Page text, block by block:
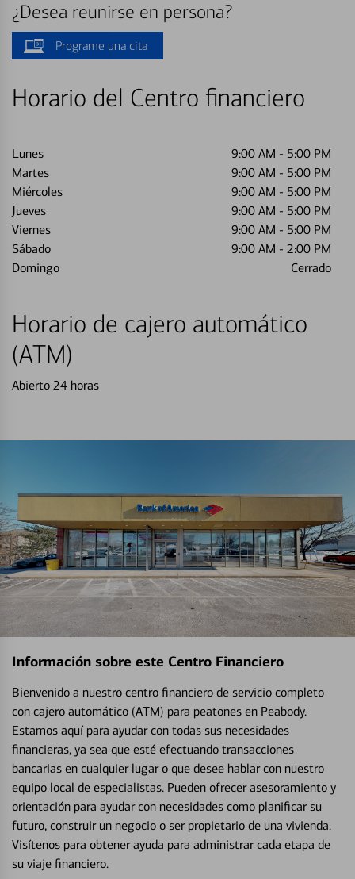
¿Desea reunirse en persona?
Programe una cita
Horario del Centro financiero
Lunes 9:00 AM - 5:00 PM
Martes
9:00 AM - 5:00 PM
Miércoles
9:00 AM - 5:00 PM
Jueves
9:00 AM - 5:00 PM
Viernes
9:00 AM - 5:00 PM
Sábado
9:00 AM - 2:00 PM
Domingo
Cerrado
Horario de cajero automático
(ATM)
Abierto 24 horas
Información sobre este Centro Financiero
Bienvenido a nuestro centro financiero de servicio completo
con cajero automático (ATM) para peatones en Peabody.
Estamos aquí para ayudar con todas sus necesidades
financieras, ya sea que esté efectuando transacciones
bancarias en cualquier lugar o que desee hablar con nuestro
equipo local de especialistas. Pueden ofrecer asesoramiento y
orientación para ayudar con necesidades como planificar su
futuro, construir un negocio o ser propietario de una vivienda.
Visítenos para obtener ayuda para administrar cada etapa de
su viaje financiero.